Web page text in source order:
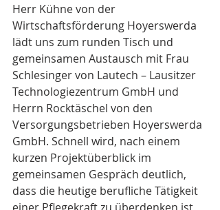
Herr Kühne von der
Wirtschaftsförderung Hoyerswerda
lädt uns zum runden Tisch und
gemeinsamen Austausch mit Frau
Schlesinger von Lautech – Lausitzer
Technologiezentrum GmbH und
Herrn Rocktäschel von den
Versorgungsbetrieben Hoyerswerda
GmbH. Schnell wird, nach einem
kurzen Projektüberblick im
gemeinsamen Gespräch deutlich,
dass die heutige berufliche Tätigkeit
einer Pflegekraft zu überdenken ist,